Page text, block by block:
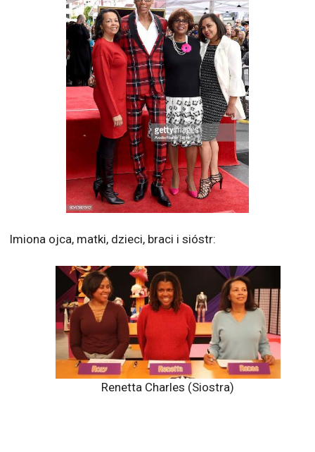
Imiona ojca, matki, dzieci, braci i sióstr:
Renetta Charles (Siostra)